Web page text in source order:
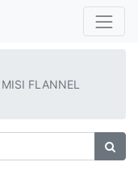
FLANNEL